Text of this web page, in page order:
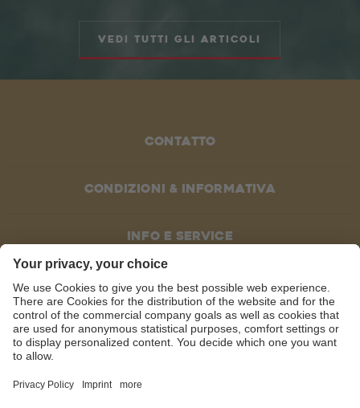
Vedi tutti gli articoli
Contatto
Condizioni & informativa
Info e service
SOCIAL MEDIA